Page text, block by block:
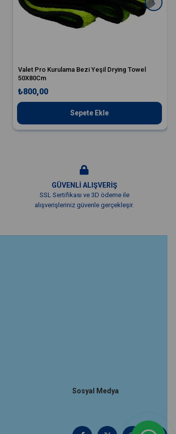
Valet Pro Kurulama Bezi Yeşil Drying Towel
50X80Cm
₺800,00
Sepete Ekle
GÜVENLİ ALIŞVERİŞ
SSL Sertifikası ve 3D ödeme ile
alışverişleriniz güvenle gerçekleşir.
Sosyal Medya